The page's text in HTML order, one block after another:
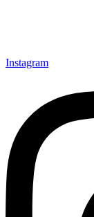
Instagram